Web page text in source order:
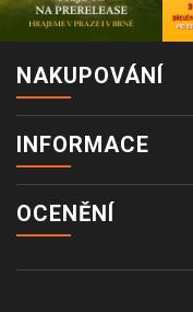
NAKUPOVÁNÍ
INFORMACE
OCENĚNÍ